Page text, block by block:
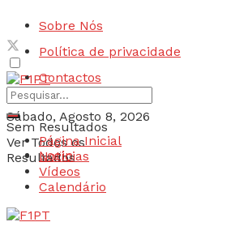
Sobre Nós
Política de privacidade
Contactos
Sábado, Agosto 8, 2026
Login
Sem Resultados
Ver Todos os
Resultados
Página Inicial
Notícias
Vídeos
Calendário